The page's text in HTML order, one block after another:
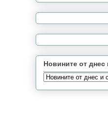
Новините от днес